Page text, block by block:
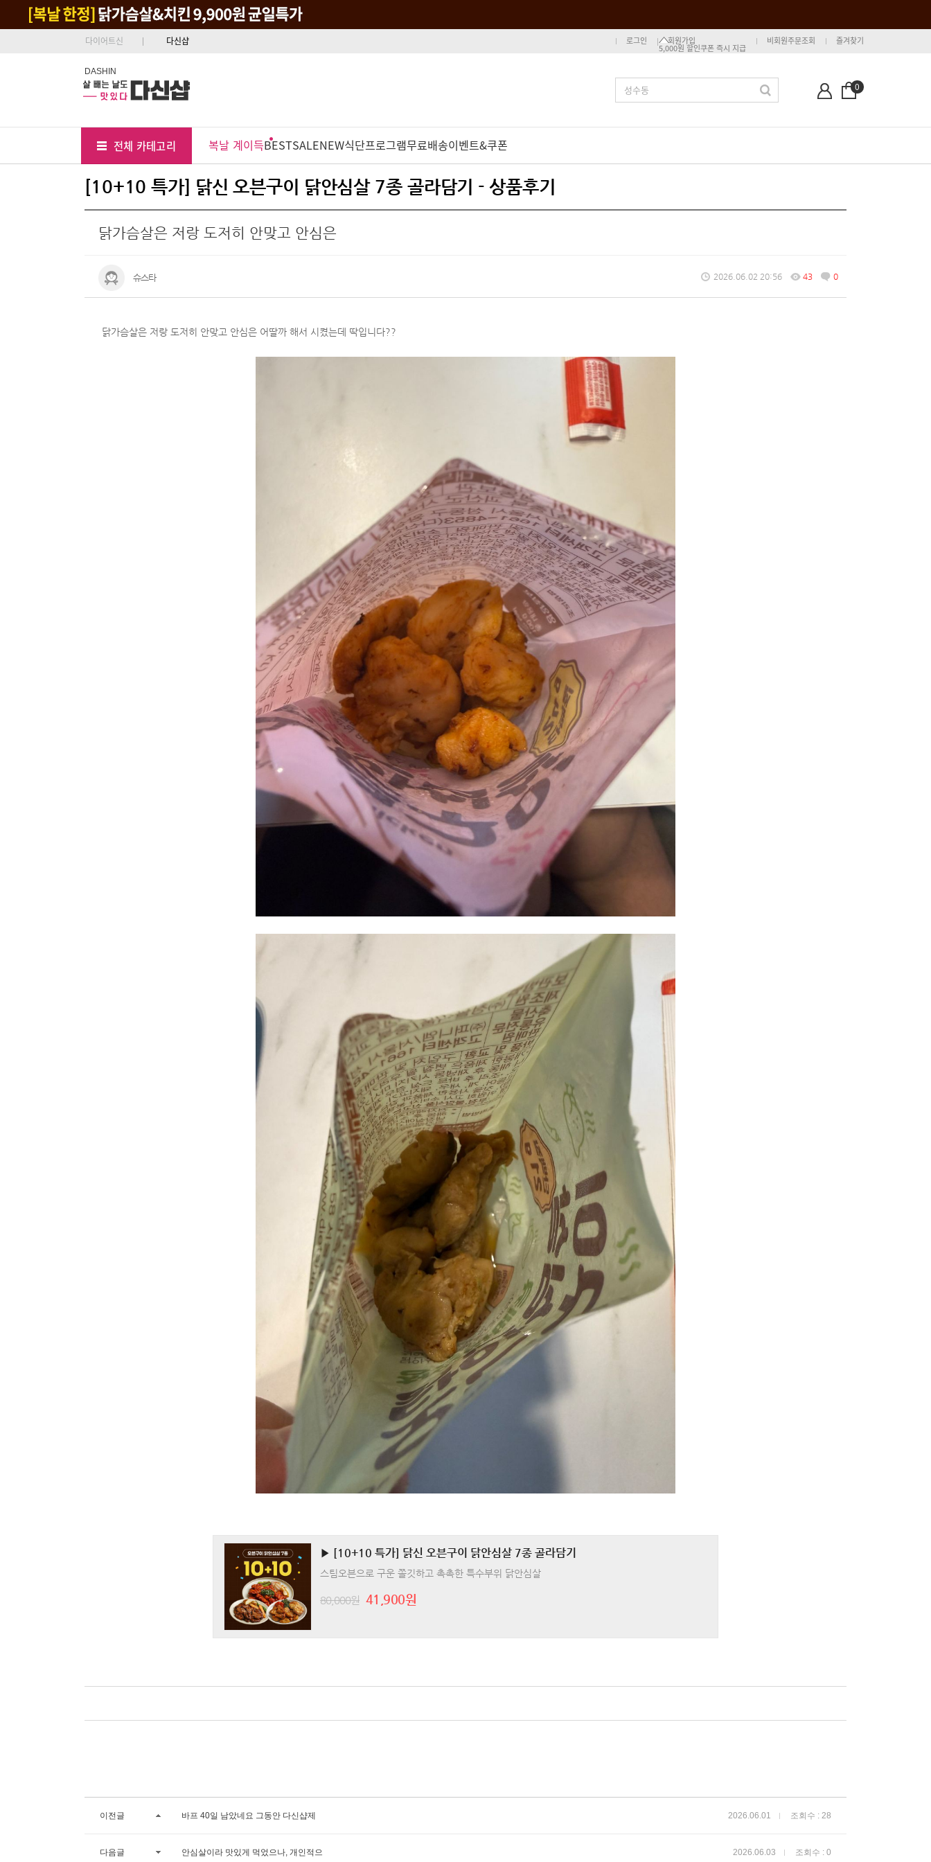
다이어트신 다신샵 로그인 회원가입
5,000원 할인쿠폰 즉시 지급
비회원주문조회 즐겨찾기
DASHIN
0
전체 카테고리 복날 계이득BESTSALENEW식단프로그램무료배송이벤트&쿠폰
[10+10 특가] 닭신 오븐구이 닭안심살 7종 골라담기 - 상품후기
닭가슴살은 저랑 도저히 안맞고 안심은
슈스타 2026.06.02 20:56 43 0
닭가슴살은 저랑 도저히 안맞고 안심은 어딸까 해서 시켰는데 딱입니다??
▶ [10+10 특가] 닭신 오븐구이 닭안심살 7종 골라담기
스팀오븐으로 구운 쫄깃하고 촉촉한 특수부위 닭안심살
80,000원 41,900원
이전글 바프 40일 남았네요 그동안 다신샵제 2026.06.01 조회수 : 28
다음글 안심살이라 맛있게 먹었으나, 개인적으 2026.06.03 조회수 : 0